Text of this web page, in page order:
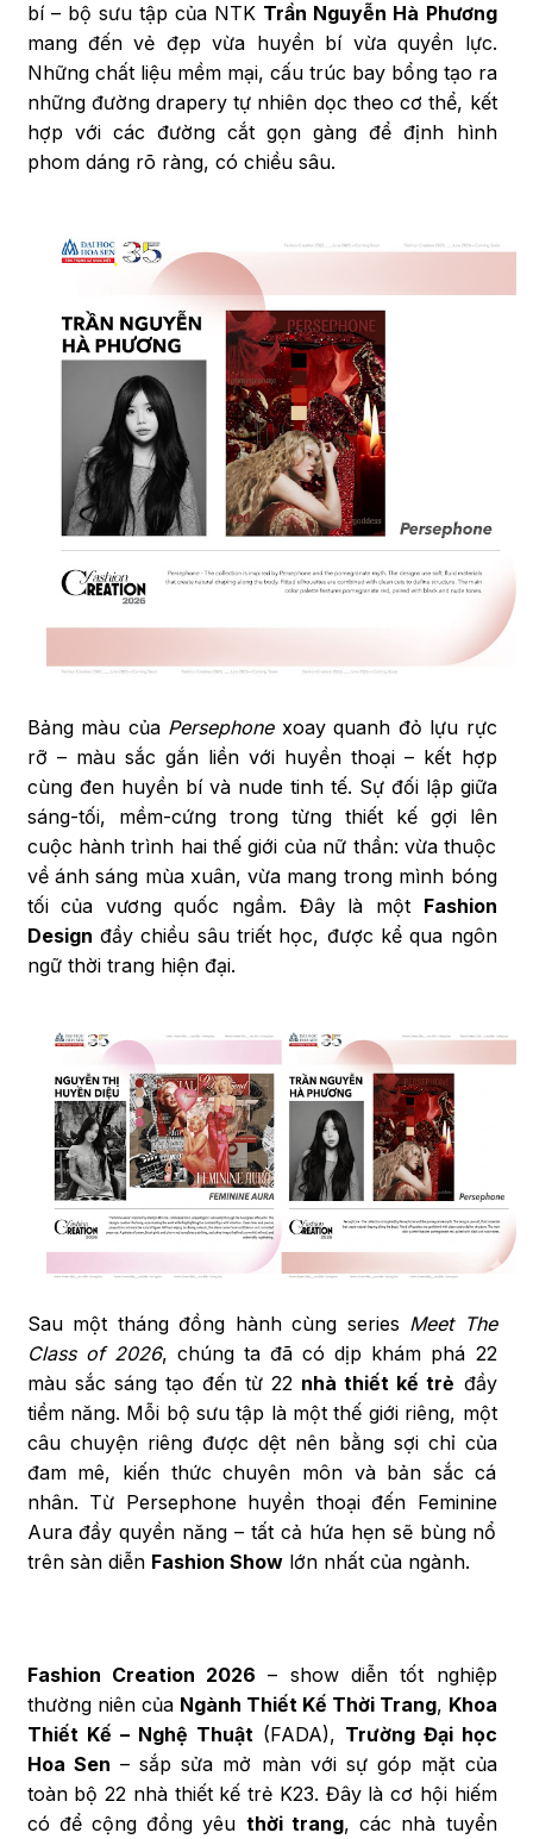
bí – bộ sưu tập của NTK Trần Nguyễn Hà Phương
mang đến vẻ đẹp vừa huyền bí vừa quyền lực.
Những chất liệu mềm mại, cấu trúc bay bổng tạo ra
những đường drapery tự nhiên dọc theo cơ thể, kết
hợp với các đường cắt gọn gàng để định hình
phom dáng rõ ràng, có chiều sâu.
Bảng màu của Persephonexoay quanh đỏ lựu rực
rỡ – màu sắc gắn liền với huyền thoại – kết hợp
cùng đen huyền bí và nude tinh tế. Sự đối lập giữa
sáng-tối, mềm-cứng trong từng thiết kế gợi lên
cuộc hành trình hai thế giới của nữ thần: vừa thuộc
về ánh sáng mùa xuân, vừa mang trong mình bóng
tối của vương quốc ngầm. Đây là một Fashion
Design đầy chiều sâu triết học, được kể qua ngôn
ngữ thời trang hiện đại.
Sau một tháng đồng hành cùng series Meet The
Class of 2026, chúng ta đã có dịp khám phá 22
màu sắc sáng tạo đến từ 22 nhà thiết kế trẻ đầy
tiềm năng. Mỗi bộ sưu tập là một thế giới riêng, một
câu chuyện riêng được dệt nên bằng sợi chỉ của
đam mê, kiến thức chuyên môn và bản sắc cá
nhân. Từ Persephone huyền thoại đến Feminine
Aura đầy quyền năng – tất cả hứa hẹn sẽ bùng nổ
trên sàn diễn Fashion Showlớn nhất của ngành.
Fashion Creation 2026 – show diễn tốt nghiệp
thường niên của Ngành Thiết Kế Thời Trang, Khoa
Thiết Kế – Nghệ Thuật (FADA), Trường Đại học
Hoa Sen – sắp sửa mở màn với sự góp mặt của
toàn bộ 22 nhà thiết kế trẻ K23. Đây là cơ hội hiếm
có để cộng đồng yêu thời trang, các nhà tuyển